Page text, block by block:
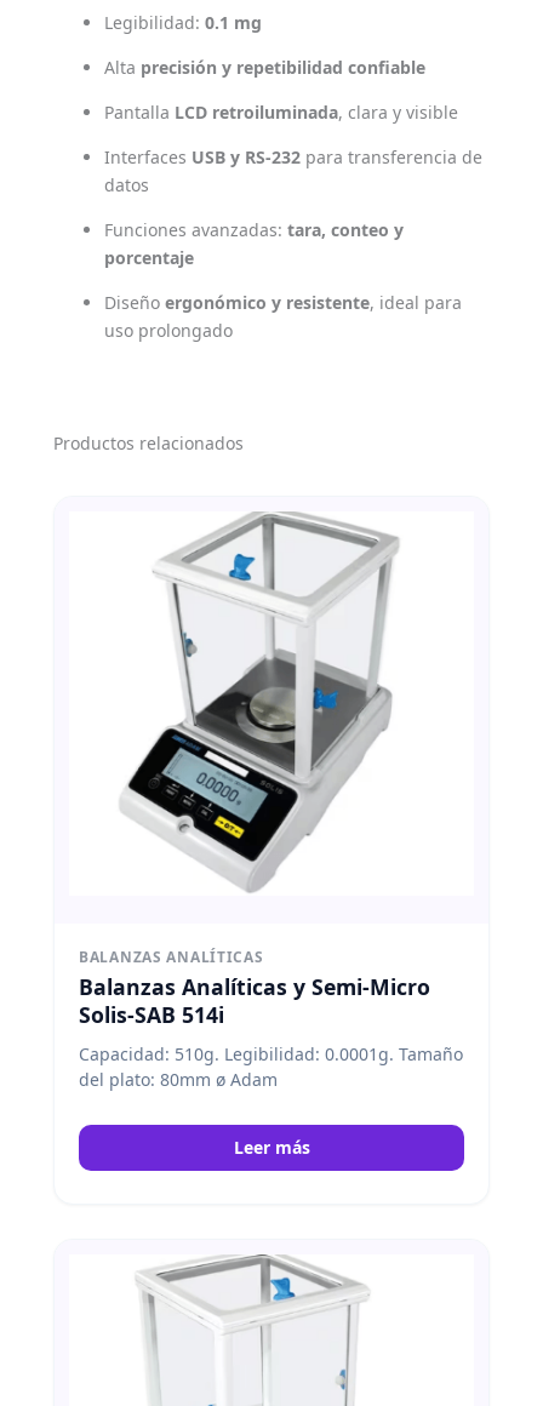
Legibilidad: 0.1 mg
Alta precisión y repetibilidad confiable
Pantalla LCD retroiluminada, clara y visible
Interfaces USB y RS-232 para transferencia de
datos
Funciones avanzadas: tara, conteo y
porcentaje
Diseño ergonómico y resistente, ideal para
uso prolongado
Productos relacionados
BALANZAS ANALÍTICAS
Balanzas Analíticas y Semi-Micro
Solis-SAB 514i
Capacidad: 510g. Legibilidad: 0.0001g. Tamaño
del plato: 80mm ø Adam
Leer más